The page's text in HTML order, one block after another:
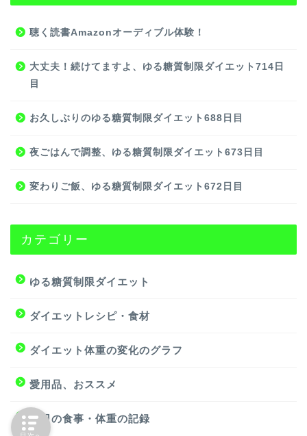
聴く読書Amazonオーディブル体験！
大丈夫！続けてますよ、ゆる糖質制限ダイエット714日
目
お久しぶりのゆる糖質制限ダイエット688日目
夜ごはんで調整、ゆる糖質制限ダイエット673日目
変わりご飯、ゆる糖質制限ダイエット672日目
カテゴリー
ゆる糖質制限ダイエット
ダイエットレシピ・食材
ダイエット体重の変化のグラフ
愛用品、おススメ
毎日の食事・体重の記録